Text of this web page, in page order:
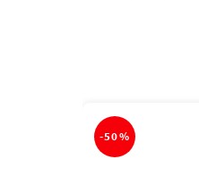
-50%